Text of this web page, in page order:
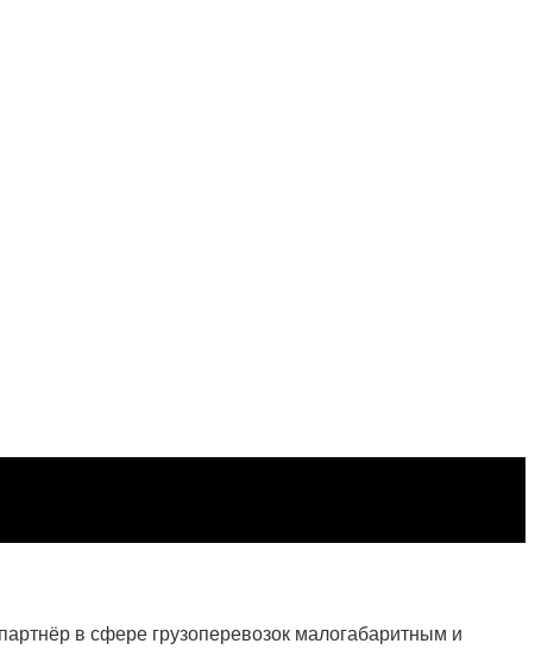
в сфере грузоперевозок малогабаритным и